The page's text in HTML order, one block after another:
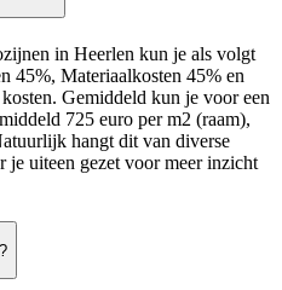
in Heerlen kun je als volgt
45%, Materiaalkosten 45% en
Gemiddeld kun je voor een
725 euro per m2 (raam),
hangt dit van diverse
je uiteen gezet voor meer inzicht